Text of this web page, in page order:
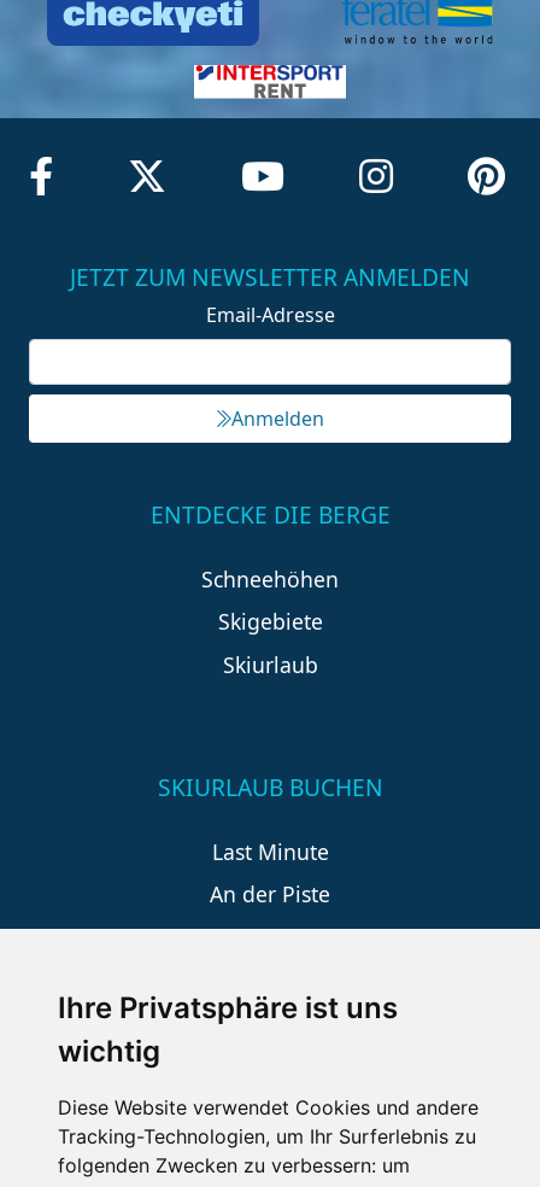
Ihre Privatsphäre ist uns
wichtig
Diese Website verwendet Cookies und andere
Tracking-Technologien, um Ihr Surferlebnis zu
folgenden Zwecken zu verbessern: um
JETZT ZUM NEWSLETTER ANMELDEN
Email-Adresse
Anmelden
ENTDECKE DIE BERGE
Schneehöhen
Skigebiete
Skiurlaub
SKIURLAUB BUCHEN
Last Minute
An der Piste
Wellness
SCHNEEHÖHEN SKI APP
Die Schneehoehen Ski APP für iOS und Android - Ein
Muss für alle Wintersportler und Schneefreaks!